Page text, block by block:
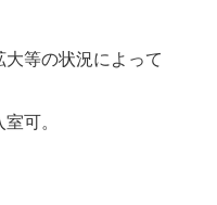
等の状況によって
可。